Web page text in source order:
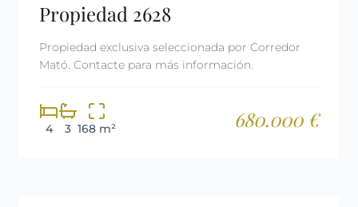
Propiedad 2628
Propiedad exclusiva seleccionada por Corredor
Mató. Contacte para más información.
4 3 168 m² 680.000 €